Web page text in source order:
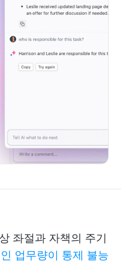
좌절과 자책의 주기
업무량이 통제 불능